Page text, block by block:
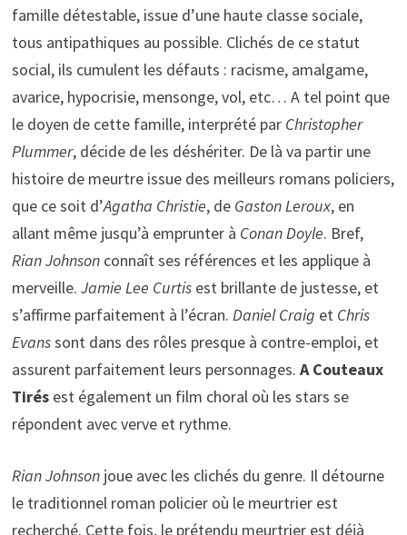
famille détestable, issue d’une haute classe sociale,
tous antipathiques au possible. Clichés de ce statut
social, ils cumulent les défauts : racisme, amalgame,
avarice, hypocrisie, mensonge, vol, etc… A tel point que
le doyen de cette famille, interprété par Christopher
Plummer, décide de les déshériter. De là va partir une
histoire de meurtre issue des meilleurs romans policiers,
que ce soit d’Agatha Christie, de Gaston Leroux, en
allant même jusqu’à emprunter à Conan Doyle. Bref,
Rian Johnsonconnaît ses références et les applique à
merveille. Jamie Lee Curtisest brillante de justesse, et
s’affirme parfaitement à l’écran. Daniel Craig et Chris
Evanssont dans des rôles presque à contre-emploi, et
assurent parfaitement leurs personnages. A Couteaux
Tirésest également un film choral où les stars se
répondent avec verve et rythme.
Rian Johnsonjoue avec les clichés du genre. Il détourne
le traditionnel roman policier où le meurtrier est
recherché. Cette fois, le prétendu meurtrier est déjà